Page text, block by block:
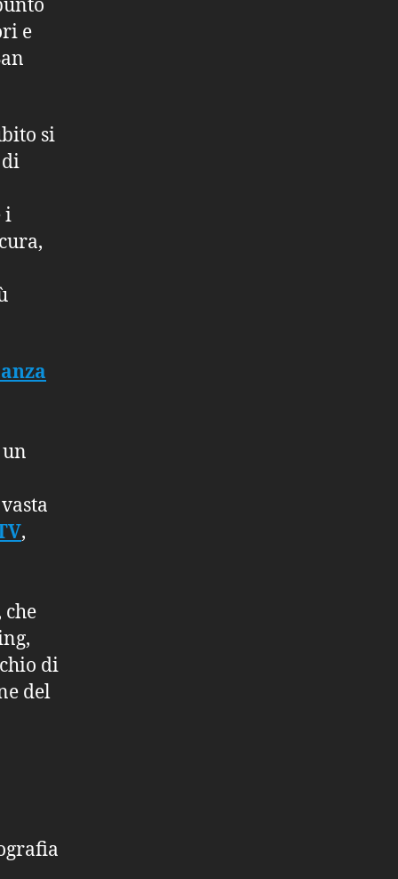
e
si
i
,
che
di
del